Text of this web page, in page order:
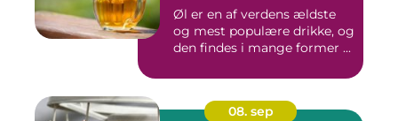
Øl er en af verdens ældste
og mest populære drikke, og
den findes i mange former ...
08. sep